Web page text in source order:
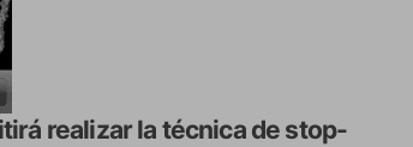
realizar la técnica de stop-